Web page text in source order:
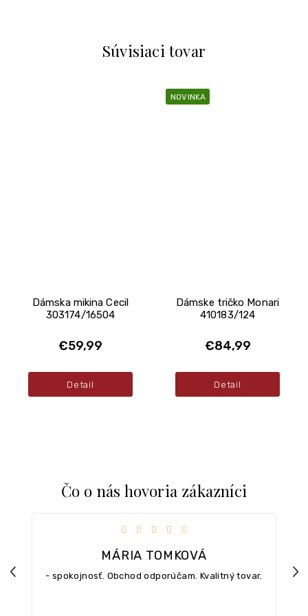
Súvisiaci tovar
Dámska mikina Cecil
303174/16504
€59,99
Detail
NOVINKA
Dámske tričko Monari
410183/124
€84,99
Detail
Čo o nás hovoria zákazníci
Previous
MÁRIA TOMKOVÁ
Hodnotenie obchodu je 5 z 5 hviezdičiek.
- spokojnosť. Obchod odporúčam. Kvalitný tovar.